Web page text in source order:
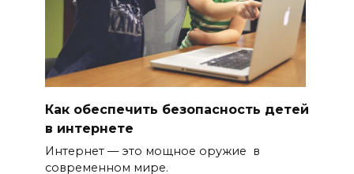
Как обеспечить безопасность детей
в интернете
Интернет — это мощное оружие в
современном мире.